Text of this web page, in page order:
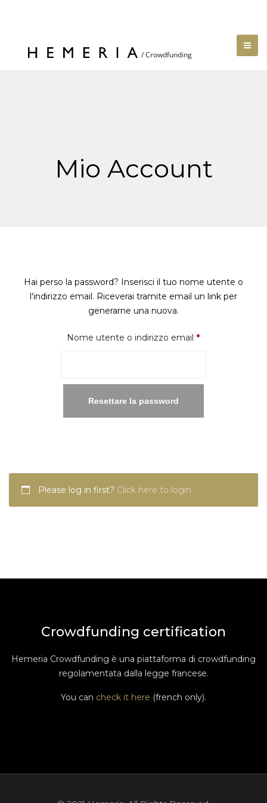
Mio Account
Hai perso la password? Inserisci il tuo nome utente o
l'indirizzo email. Riceverai tramite email un link per
generarne una nuova.
Nome utente o indirizzo email *Richiesto
Resettare la password
Please log in first? Click here to login
Crowdfunding certification
Hemeria Crowdfunding è una piattaforma di crowdfunding
regolamentata dalla legge francese.
You can check it here (french only).